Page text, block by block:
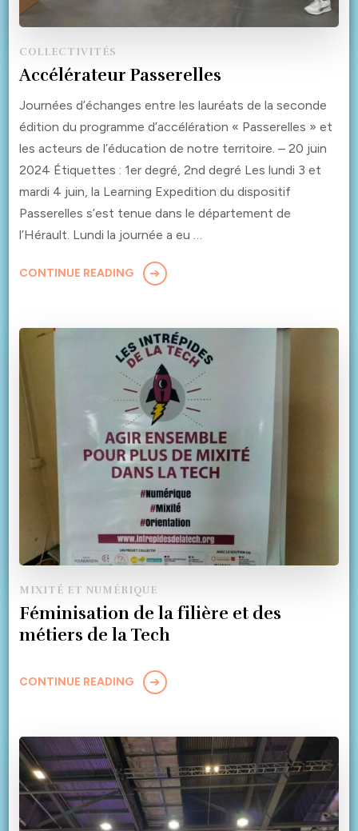
COLLECTIVITÉS
Accélérateur Passerelles
Journées d’échanges entre les lauréats de la seconde
édition du programme d’accélération « Passerelles » et
les acteurs de l’éducation de notre territoire. – 20 juin
2024 Étiquettes : 1er degré, 2nd degré Les lundi 3 et
mardi 4 juin, la Learning Expedition du dispositif
Passerelles s’est tenue dans le département de
l’Hérault. Lundi la journée a eu …
CONTINUE READING
MIXITÉ ET NUMÉRIQUE
Féminisation de la filière et des
métiers de la Tech
CONTINUE READING